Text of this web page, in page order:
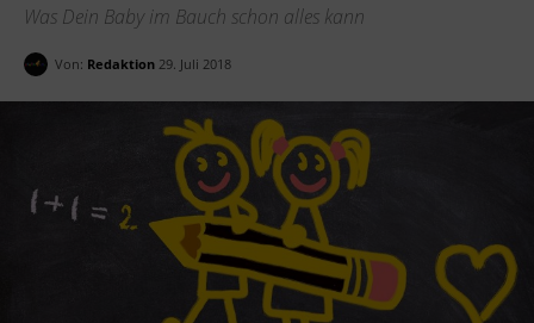
Was Dein Baby im Bauch schon alles kann
Von: Redaktion 29. Juli 2018